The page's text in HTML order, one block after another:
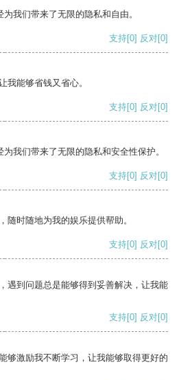
我们带来了无限的隐私和自由。
支持[0] 反对[0]
我能够省钱又省心。
支持[0] 反对[0]
我们带来了无限的隐私和安全性保护。
支持[0] 反对[0]
随时随地为我的娱乐提供帮助。
支持[0] 反对[0]
遇到问题总是能够得到妥善解决，让我能
支持[0] 反对[0]
够激励我不断学习，让我能够取得更好的